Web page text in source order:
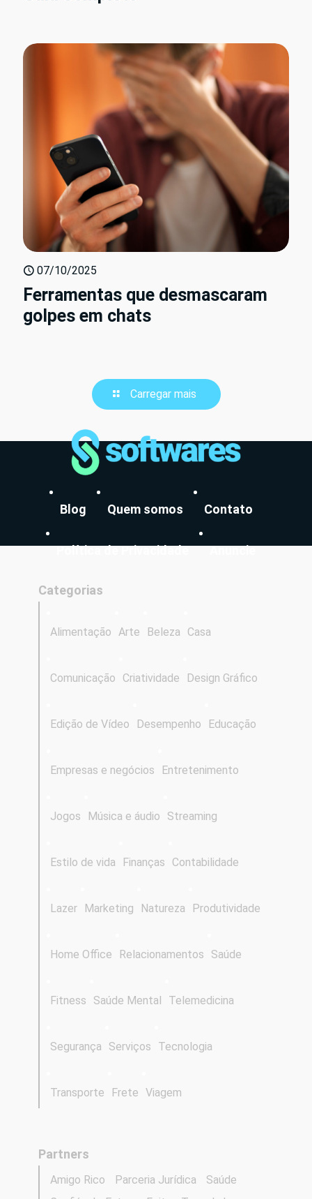
07/10/2025
Ferramentas que desmascaram
golpes em chats
Carregar mais
Blog Quem somos Contato
Política de Privacidade Anuncie
Categorias
Alimentação Arte Beleza Casa
Comunicação Criatividade Design Gráfico
Edição de Vídeo Desempenho Educação
Empresas e negócios Entretenimento
Jogos Música e áudio Streaming
Estilo de vida Finanças Contabilidade
Lazer Marketing Natureza Produtividade
Home Office Relacionamentos Saúde
Fitness Saúde Mental Telemedicina
Segurança Serviços Tecnologia
Transporte Frete Viagem
Partners
Amigo Rico Parceria Jurídica
Saúde